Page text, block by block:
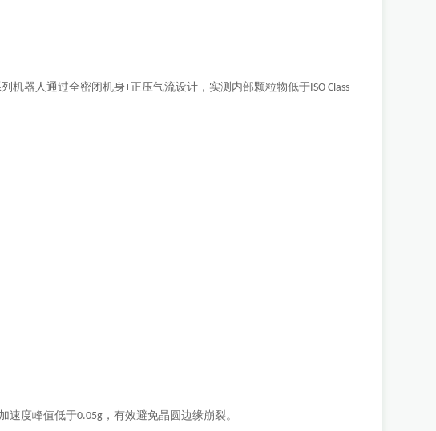
机器人通过全密闭机身+正压气流设计，实测内部颗粒物低于ISO Class
速度峰值低于0.05g ，有效避免晶圆边缘崩裂。